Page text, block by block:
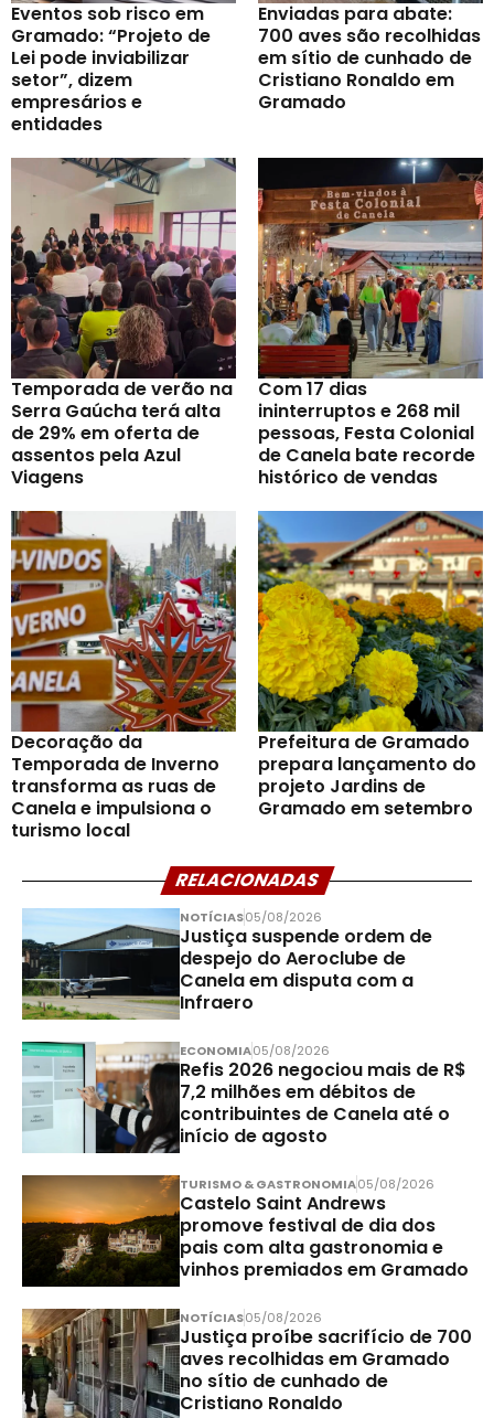
Eventos sob risco em
Gramado: “Projeto de
Lei pode inviabilizar
setor”, dizem
empresários e
entidades
Enviadas para abate:
700 aves são recolhidas
em sítio de cunhado de
Cristiano Ronaldo em
Gramado
Temporada de verão na
Serra Gaúcha terá alta
de 29% em oferta de
assentos pela Azul
Viagens
Com 17 dias
ininterruptos e 268 mil
pessoas, Festa Colonial
de Canela bate recorde
histórico de vendas
Decoração da
Temporada de Inverno
transforma as ruas de
Canela e impulsiona o
turismo local
Prefeitura de Gramado
prepara lançamento do
projeto Jardins de
Gramado em setembro
RELACIONADAS
NOTÍCIAS05/08/2026
Justiça suspende ordem de
despejo do Aeroclube de
Canela em disputa com a
Infraero
ECONOMIA05/08/2026
Refis 2026 negociou mais de R$
7,2 milhões em débitos de
contribuintes de Canela até o
início de agosto
TURISMO & GASTRONOMIA05/08/2026
Castelo Saint Andrews
promove festival de dia dos
pais com alta gastronomia e
vinhos premiados em Gramado
NOTÍCIAS05/08/2026
Justiça proíbe sacrifício de 700
aves recolhidas em Gramado
no sítio de cunhado de
Cristiano Ronaldo